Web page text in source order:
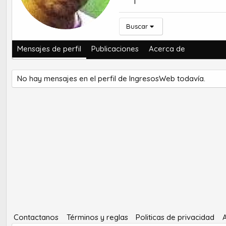
Buscar
Mensajes de perfil Publicaciones Acerca de
No hay mensajes en el perfil de IngresosWeb todavía.
Contactanos Términos y reglas Politicas de privacidad